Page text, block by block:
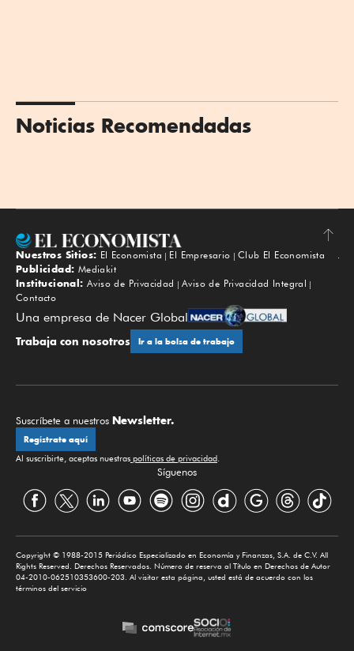
Noticias Recomendadas
Subir
Nuestros Sitios: El Economista El Empresario
Club El Economista
Publicidad: Mediakit
Institucional: Aviso de Privacidad
Aviso de Privacidad Integral
Contacto
Una empresa de Nacer Global
Trabaja con nosotros Ir a la bolsa de trabajo
Suscríbete a nuestros Newsletter.
Regístrate aquí
Al suscribirte, aceptas nuestras políticas de privacidad.
Síguenos
Copyright © 1988-2015 Periódico Especializado en Economía y Finanzas, S.A. de C.V. All
Rights Reserved. Derechos Reservados. Número de reserva al Título en Derechos de Autor
04-2010-062510353600-203. Al visitar esta página, usted está de acuerdo con los
términos del servicio